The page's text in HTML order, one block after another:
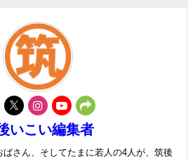
いこい編集者
さん、そしてたまに若人の4人が、筑後